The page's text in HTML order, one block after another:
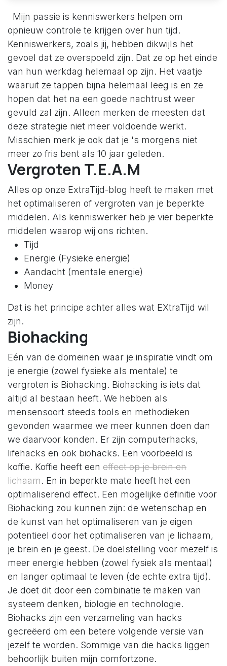
Mijn passie is kenniswerkers helpen om
opnieuw controle te krijgen over hun tijd.
Kenniswerkers, zoals jij, hebben dikwijls het
gevoel dat ze overspoeld zijn. Dat ze op het einde
van hun werkdag helemaal op zijn. Het vaatje
waaruit ze tappen bijna helemaal leeg is en ze
hopen dat het na een goede nachtrust weer
gevuld zal zijn. Alleen merken de meesten dat
deze strategie niet meer voldoende werkt.
Misschien merk je ook dat je 's morgens niet
meer zo fris bent als 10 jaar geleden.
Vergroten T.E.A.M
Alles op onze ExtraTijd-blog heeft te maken met
het optimaliseren of vergroten van je beperkte
middelen. Als kenniswerker heb je vier beperkte
middelen waarop wij ons richten.
Tijd
Energie (Fysieke energie)
Aandacht (mentale energie)
Money
Dat is het principe achter alles wat EXtraTijd wil
zijn.
Biohacking
Eén van de domeinen waar je inspiratie vindt om
je energie (zowel fysieke als mentale) te
vergroten is Biohacking. Biohacking is iets dat
altijd al bestaan heeft. We hebben als
mensensoort steeds tools en methodieken
gevonden waarmee we meer kunnen doen dan
we daarvoor konden. Er zijn computerhacks,
lifehacks en ook biohacks. Een voorbeeld is
koffie. Koffie heeft een effect op je brein en
lichaam. En in beperkte mate heeft het een
optimaliserend effect. Een mogelijke definitie voor
Biohacking zou kunnen zijn: de wetenschap en
de kunst van het optimaliseren van je eigen
potentieel door het optimaliseren van je lichaam,
je brein en je geest. De doelstelling voor mezelf is
meer energie hebben (zowel fysiek als mentaal)
en langer optimaal te leven (de echte extra tijd).
Je doet dit door een combinatie te maken van
systeem denken, biologie en technologie.
Biohacks zijn een verzameling van hacks
gecreëerd om een betere volgende versie van
jezelf te worden. Sommige van die hacks liggen
behoorlijk buiten mijn comfortzone.